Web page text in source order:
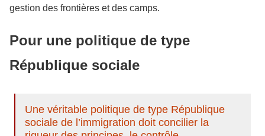
gestion des frontières et des camps.
Pour une politique de type
République sociale
Une véritable politique de type République
sociale de l’immigration doit concilier la